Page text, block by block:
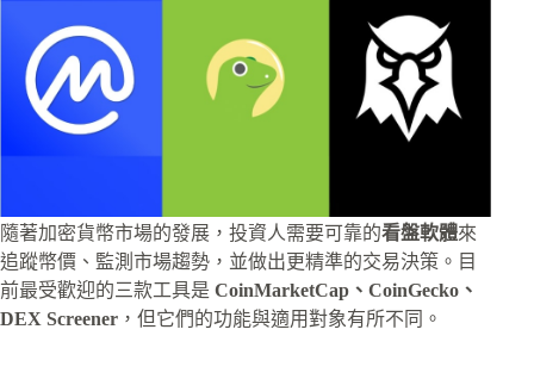
隨著加密貨幣市場的發展，投資人需要可靠的看盤軟體來
追蹤幣價、監測市場趨勢，並做出更精準的交易決策。目
前最受歡迎的三款工具是 CoinMarketCap、CoinGecko、
DEX Screener ，但它們的功能與適用對象有所不同。